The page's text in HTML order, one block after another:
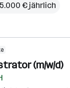
€ jährlich
(m/w/d)